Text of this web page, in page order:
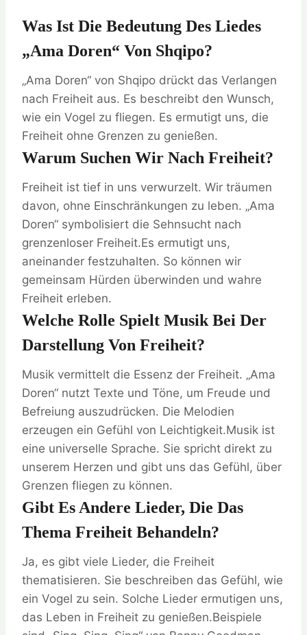
Was Ist Die Bedeutung Des Liedes
„Ama Doren“ Von Shqipo?
„Ama Doren“ von Shqipo drückt das Verlangen
nach Freiheit aus. Es beschreibt den Wunsch,
wie ein Vogel zu fliegen. Es ermutigt uns, die
Freiheit ohne Grenzen zu genießen.
Warum Suchen Wir Nach Freiheit?
Freiheit ist tief in uns verwurzelt. Wir träumen
davon, ohne Einschränkungen zu leben. „Ama
Doren“ symbolisiert die Sehnsucht nach
grenzenloser Freiheit.Es ermutigt uns,
aneinander festzuhalten. So können wir
gemeinsam Hürden überwinden und wahre
Freiheit erleben.
Welche Rolle Spielt Musik Bei Der
Darstellung Von Freiheit?
Musik vermittelt die Essenz der Freiheit. „Ama
Doren“ nutzt Texte und Töne, um Freude und
Befreiung auszudrücken. Die Melodien
erzeugen ein Gefühl von Leichtigkeit.Musik ist
eine universelle Sprache. Sie spricht direkt zu
unserem Herzen und gibt uns das Gefühl, über
Grenzen fliegen zu können.
Gibt Es Andere Lieder, Die Das
Thema Freiheit Behandeln?
Ja, es gibt viele Lieder, die Freiheit
thematisieren. Sie beschreiben das Gefühl, wie
ein Vogel zu sein. Solche Lieder ermutigen uns,
das Leben in Freiheit zu genießen.Beispiele